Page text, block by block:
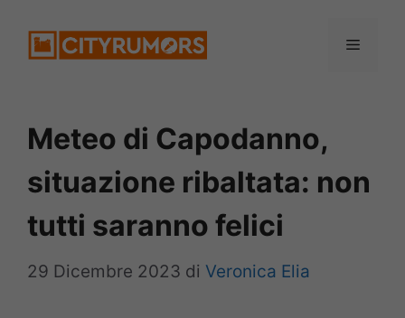
Menu
Meteo di Capodanno,
situazione ribaltata: non
tutti saranno felici
29 Dicembre 2023 di Veronica Elia